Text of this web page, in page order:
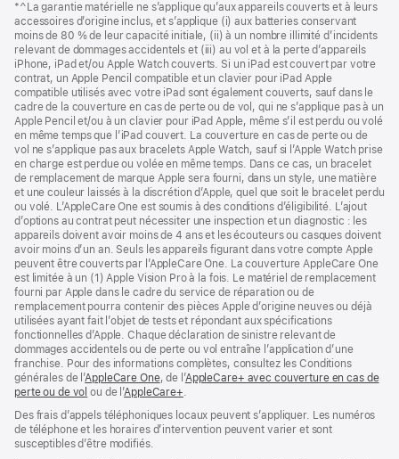
*^La garantie matérielle ne s’applique qu’aux appareils couverts et à leurs
accessoires d’origine inclus, et s’applique (i) aux batteries conservant
moins de 80 % de leur capacité initiale, (ii) à un nombre illimité d’incidents
relevant de dommages accidentels et (iii) au vol et à la perte d’appareils
iPhone, iPad et/ou Apple Watch couverts. Si un iPad est couvert par votre
contrat, un Apple Pencil compatible et un clavier pour iPad Apple
compatible utilisés avec votre iPad sont également couverts, sauf dans le
cadre de la couverture en cas de perte ou de vol, qui ne s’applique pas à un
Apple Pencil et/ou à un clavier pour iPad Apple, même s’il est perdu ou volé
en même temps que l’iPad couvert. La couverture en cas de perte ou de
vol ne s’applique pas aux bracelets Apple Watch, sauf si l’Apple Watch prise
en charge est perdue ou volée en même temps. Dans ce cas, un bracelet
de remplacement de marque Apple sera fourni, dans un style, une matière
et une couleur laissés à la discrétion d’Apple, quel que soit le bracelet perdu
ou volé. L’AppleCare One est soumis à des conditions d’éligibilité. L’ajout
d’options au contrat peut nécessiter une inspection et un diagnostic : les
appareils doivent avoir moins de 4 ans et les écouteurs ou casques doivent
avoir moins d’un an. Seuls les appareils figurant dans votre compte Apple
peuvent être couverts par l’AppleCare One. La couverture AppleCare One
est limitée à un (1) Apple Vision Pro à la fois. Le matériel de remplacement
fourni par Apple dans le cadre du service de réparation ou de
remplacement pourra contenir des pièces Apple d’origine neuves ou déjà
utilisées ayant fait l’objet de tests et répondant aux spécifications
fonctionnelles d’Apple. Chaque déclaration de sinistre relevant de
dommages accidentels ou de perte ou vol entraîne l’application d’une
franchise. Pour des informations complètes, consultez les Conditions
générales de l’AppleCare One(s’ouvre
dans
nouvelle
fenêtre)
, de l’AppleCare+ avec couverture en cas de
perte ou de vol (s’ouvre
une
nouvelle
fenêtre)
ou de l’AppleCare+(s’ouvre
une
nouvelle
.
Des frais d’appels téléphoniques locaux peuvent s’appliquer. Les numéros
de téléphone et les horaires d’intervention peuvent varier et sont
susceptibles d’être modifiés.